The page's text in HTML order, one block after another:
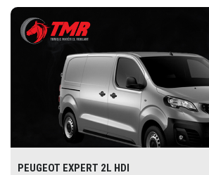
PEUGEOT EXPERT 2L HDI